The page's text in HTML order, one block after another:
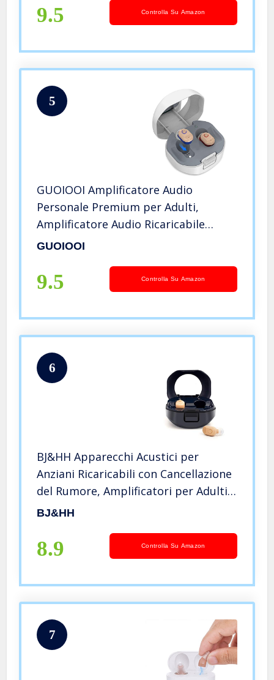
9.5 Controlla Su Amazon
5
GUOIOOI Amplificatore Audio
Personale Premium per Adulti,
Amplificatore Audio Ricaricabile
Invisibile in-Ear, Include Dispositivo
Ricarica (1 Paia)
GUOIOOI
9.5 Controlla Su Amazon
6
BJ&HH Apparecchi Acustici per
Anziani Ricaricabili con Cancellazione
del Rumore, Amplificatori per Adulti
con Controllo del Volume
BJ&HH
8.9 Controlla Su Amazon
7